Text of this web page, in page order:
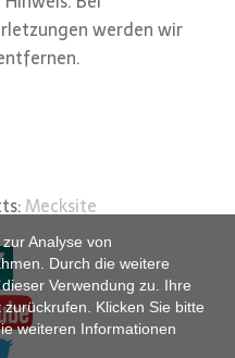
werden wir
Mecksite
Analyse von
Durch die weitere
Verwendung zu. Ihre
Klicken Sie bitte
weiteren Informationen